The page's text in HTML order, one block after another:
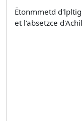
Ëtonmmetd
et l'absetzce